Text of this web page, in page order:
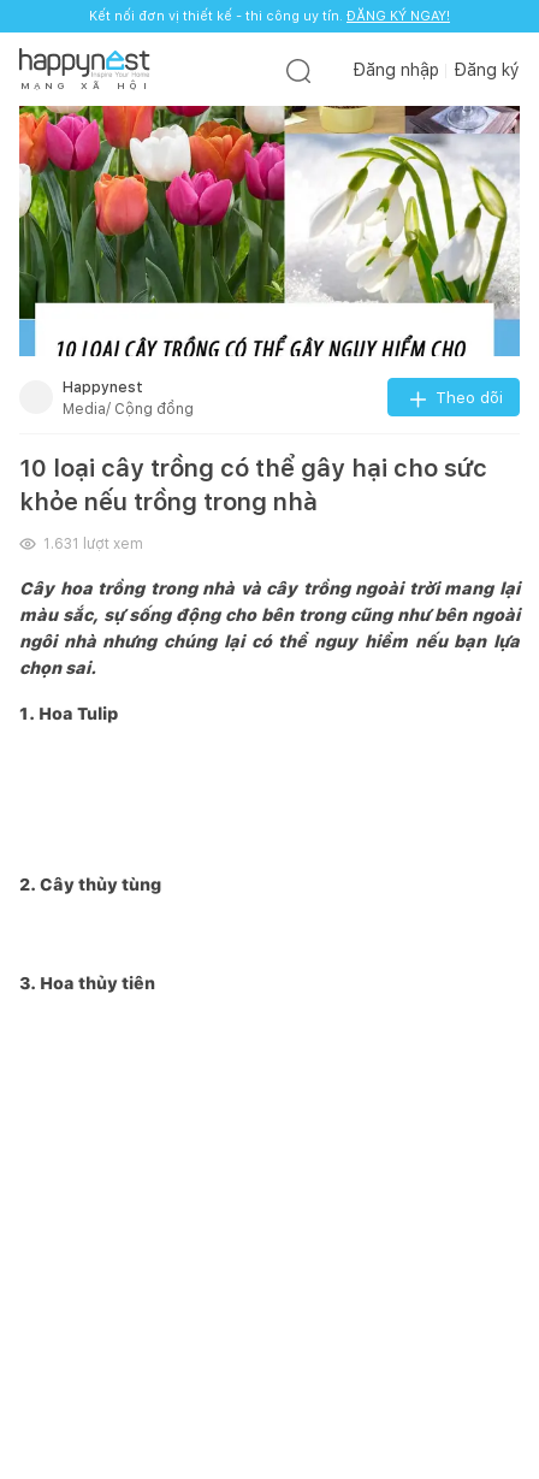
Kết nối đơn vị thiết kế - thi công uy tín. ĐĂNG KÝ NGAY!
M Ạ N G X Ã H Ộ I
Đăng nhập Đăng ký
Happynest
Media/ Cộng đồng
Theo dõi
10 loại cây trồng có thể gây hại cho sức
khỏe nếu trồng trong nhà
1.631 lượt xem
Cây hoa trồng trong nhà và cây trồng ngoài trời mang lại
màu sắc, sự sống động cho bên trong cũng như bên ngoài
ngôi nhà nhưng chúng lại có thể nguy hiểm nếu bạn lựa
chọn sai.
1. Hoa Tulip
2. Cây thủy tùng
3. Hoa thủy tiên